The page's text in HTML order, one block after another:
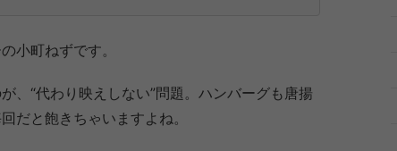
小町ねずです。
、“代わり映えしない”問題。ハンバーグも唐揚
だと飽きちゃいますよね。